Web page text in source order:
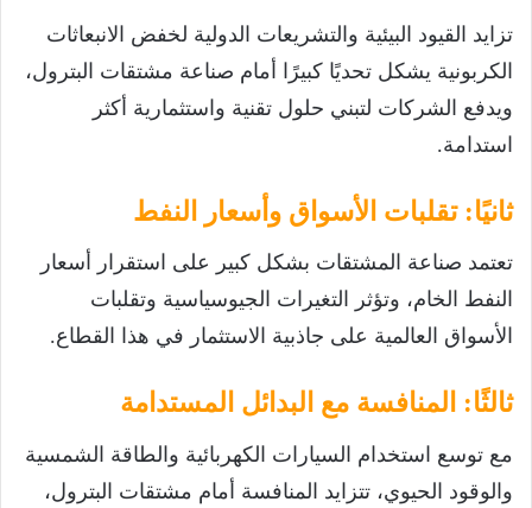
تزايد القيود البيئية والتشريعات الدولية لخفض الانبعاثات
الكربونية يشكل تحديًا كبيرًا أمام صناعة مشتقات البترول،
ويدفع الشركات لتبني حلول تقنية واستثمارية أكثر
استدامة.
ثانيًا: تقلبات الأسواق وأسعار النفط
تعتمد صناعة المشتقات بشكل كبير على استقرار أسعار
النفط الخام، وتؤثر التغيرات الجيوسياسية وتقلبات
الأسواق العالمية على جاذبية الاستثمار في هذا القطاع.
ثالثًا: المنافسة مع البدائل المستدامة
مع توسع استخدام السيارات الكهربائية والطاقة الشمسية
والوقود الحيوي، تتزايد المنافسة أمام مشتقات البترول،